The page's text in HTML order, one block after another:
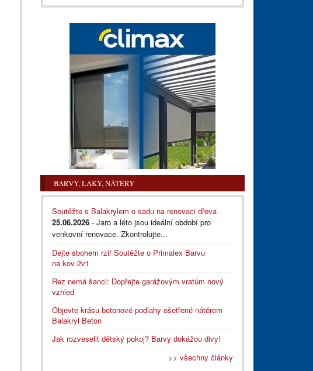
BARVY, LAKY, NÁTĚRY
Soutěžte s Balakrylem o sadu na renovaci dřeva
25.06.2026 - Jaro a léto jsou ideální období pro
venkovní renovace. Zkontrolujte...
Dejte sbohem rzi! Soutěžte o Primalex Barvu
na kov 2v1
Rez nemá šanci: Dopřejte garážovým vratům nový
vzhled
Objevte krásu betonové podlahy ošetřené nátěrem
Balakryl Beton
Jak rozveselit dětský pokoj? Barvy dokážou divy!
>> všechny články